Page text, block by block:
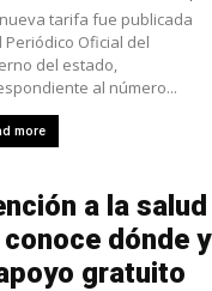
tarifa fue publicada
Periódico Oficial del
del estado,
al número...
more
a la salud
dónde y
gratuito